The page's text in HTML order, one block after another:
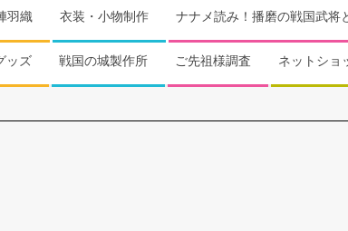
羽織 衣装・小物制作 ナナメ読み！播磨の戦国武将
ッズ 戦国の城製作所 ご先祖様調査 ネットショ